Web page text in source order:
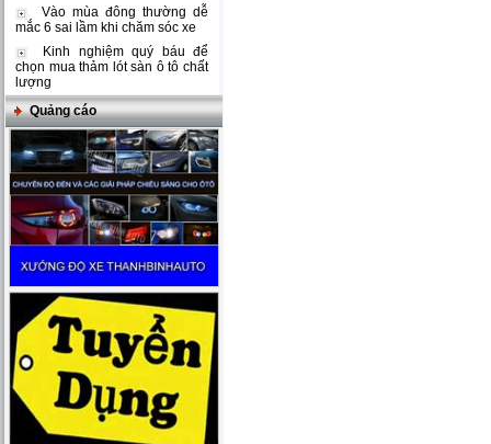
Vào mùa đông thường dễ
mắc 6 sai lầm khi chăm sóc xe
Kinh nghiệm quý báu để
chọn mua thảm lót sàn ô tô chất
lượng
Quảng cáo